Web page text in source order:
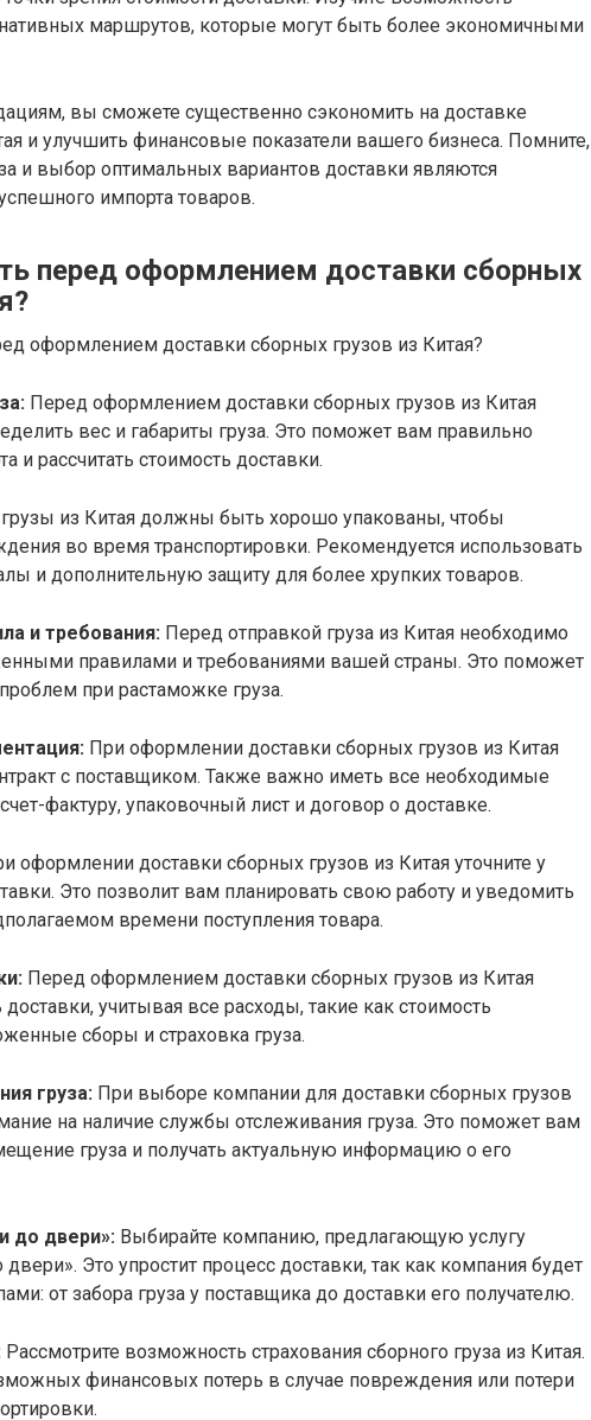
маршрутов, которые могут быть более экономичными
вы сможете существенно сэкономить на доставке
и улучшить финансовые показатели вашего бизнеса. Помните,
и выбор оптимальных вариантов доставки являются
импорта товаров.
перед оформлением доставки сборных
Перед оформлением доставки сборных грузов из Китая
вес и габариты груза. Это поможет вам правильно
и рассчитать стоимость доставки.
из Китая должны быть хорошо упакованы, чтобы
во время транспортировки. Рекомендуется использовать
и дополнительную защиту для более хрупких товаров.
и требования: Перед отправкой груза из Китая необходимо
правилами и требованиями вашей страны. Это поможет
при растаможке груза.
При оформлении доставки сборных грузов из Китая
с поставщиком. Также важно иметь все необходимые
фактуру, упаковочный лист и договор о доставке.
оформлении доставки сборных грузов из Китая уточните у
Это позволит вам планировать свою работу и уведомить
времени поступления товара.
Перед оформлением доставки сборных грузов из Китая
доставки, учитывая все расходы, такие как стоимость
сборы и страховка груза.
груза: При выборе компании для доставки сборных грузов
на наличие службы отслеживания груза. Это поможет вам
груза и получать актуальную информацию о его
до двери»: Выбирайте компанию, предлагающую услугу
Это упростит процесс доставки, так как компания будет
от забора груза у поставщика до доставки его получателю.
Рассмотрите возможность страхования сборного груза из Китая.
финансовых потерь в случае повреждения или потери